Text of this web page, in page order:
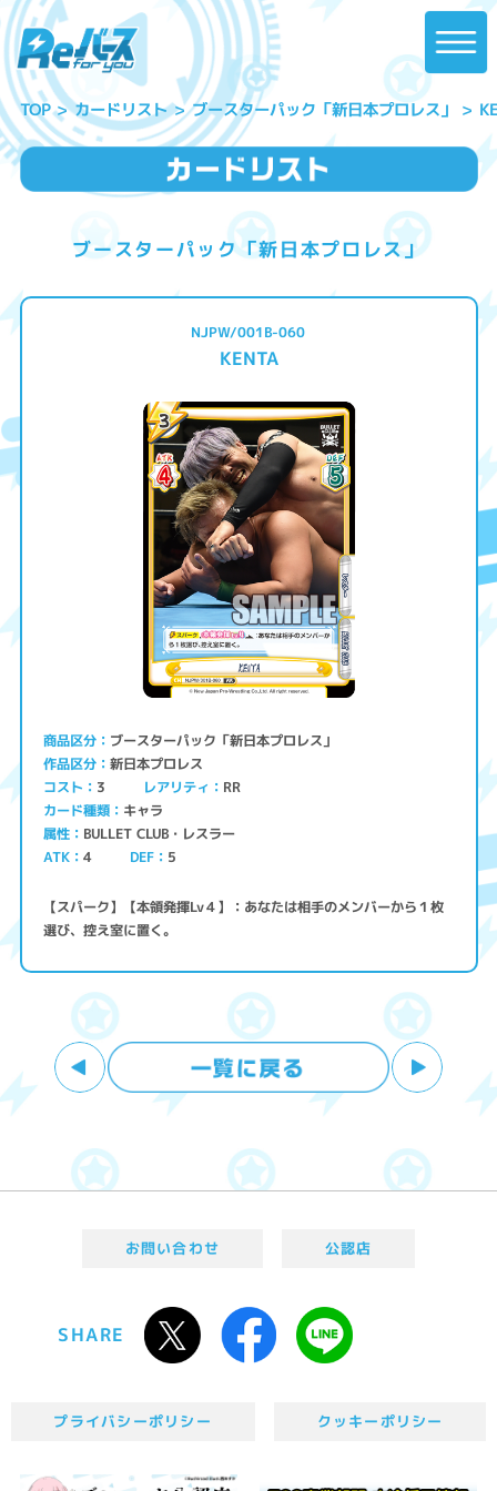
TOP カードリスト ブースターパック「新日本プロレス」
ブースターパック「新日本プロレス」
NJPW/001B-060
KENTA
商品区分 ブースターパック「新日本プロレス」
作品区分 新日本プロレス
コスト 3 レアリティ RR
カード種類 キャラ
属性 BULLET CLUB・レスラー
ATK 4 DEF 5
【スパーク】【本領発揮Lv４】：あなたは相手のメンバーから１枚
選び、控え室に置く。
お問い合わせ 公認店
SHARE
プライバシーポリシー クッキーポリシー